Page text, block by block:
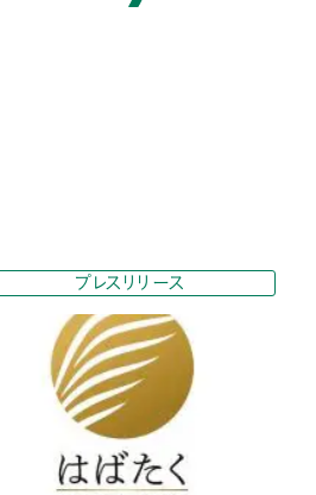
プレスリリース